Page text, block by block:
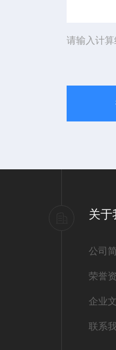
请输入计
关于
公司
荣誉
企业
联系